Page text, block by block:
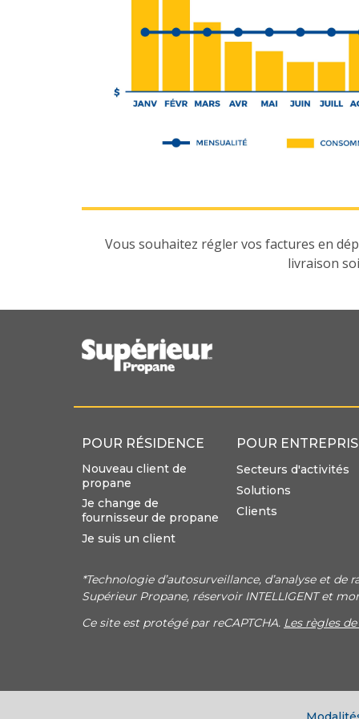
Vous souhaitez régler vos factures en
livraison
POUR RÉSIDENCE
Nouveau client de
propane
Je change de
fournisseur de propane
Je suis un client
POUR
Secteurs d'activités
Solutions
Clients
*Technologie d’autosurveillance, d’analyse et de
Supérieur Propane, réservoir INTELLIGENT et
Ce site est protégé par reCAPTCHA. Les règles